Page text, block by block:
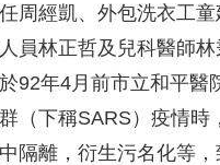
周經凱、外包洗衣工
員林正哲及兒科醫師
92年4月前市立和平醫
（下稱SARS）疫情時
隔離，衍生污名化等